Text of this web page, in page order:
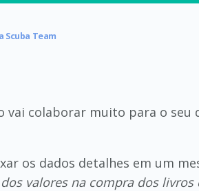
Scuba Team
colaborar muito para o seu
os dados detalhes em um
valores na compra dos